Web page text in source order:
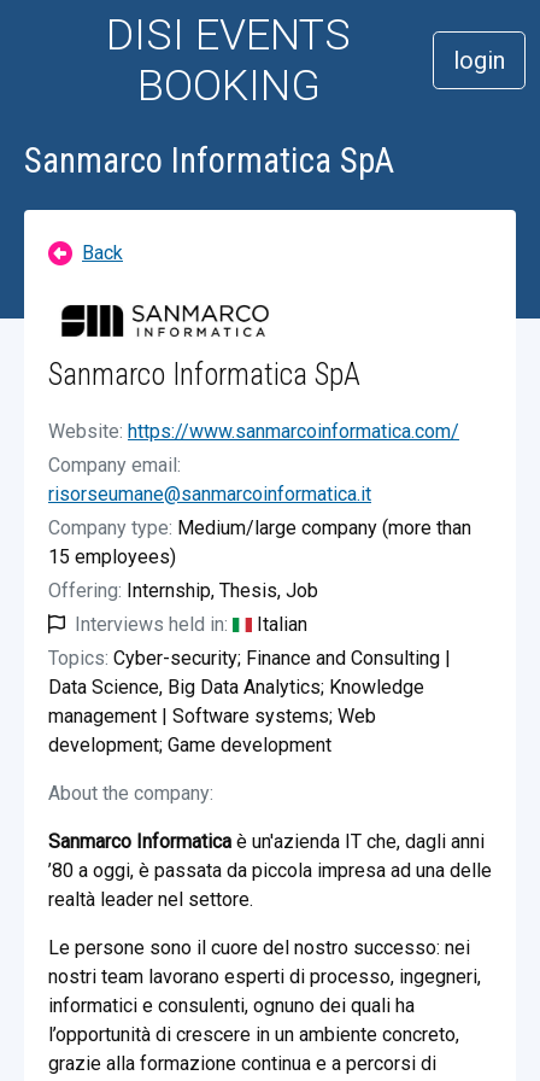
DISI EVENTS
BOOKING
login
Sanmarco Informatica SpA
Back
Sanmarco Informatica SpA
Website: https://www.sanmarcoinformatica.com/
Company email:
risorseumane@sanmarcoinformatica.it
Company type: Medium/large company (more than
15 employees)
Offering: Internship, Thesis, Job
Interviews held in:
Italian
Topics: Cyber-security; Finance and Consulting |
Data Science, Big Data Analytics; Knowledge
management | Software systems; Web
development; Game development
About the company:
Sanmarco Informatica è un'azienda IT che, dagli anni
’80 a oggi, è passata da piccola impresa ad una delle
realtà leader nel settore.
Le persone sono il cuore del nostro successo: nei
nostri team lavorano esperti di processo, ingegneri,
informatici e consulenti, ognuno dei quali ha
l’opportunità di crescere in un ambiente concreto,
grazie alla formazione continua e a percorsi di